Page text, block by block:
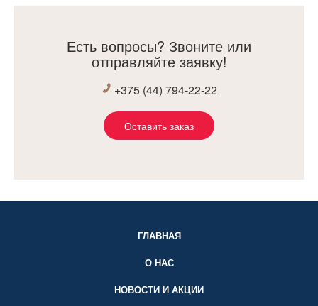
Есть вопросы? Звоните или
отправляйте заявку!
+375 (44) 794-22-22
Оставить заказ
ГЛАВНАЯ
О НАС
НОВОСТИ И АКЦИИ